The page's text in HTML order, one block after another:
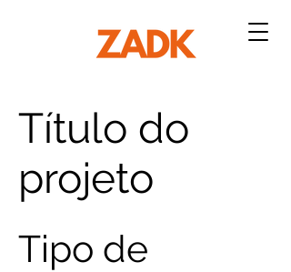
Título do
projeto
Tipo de